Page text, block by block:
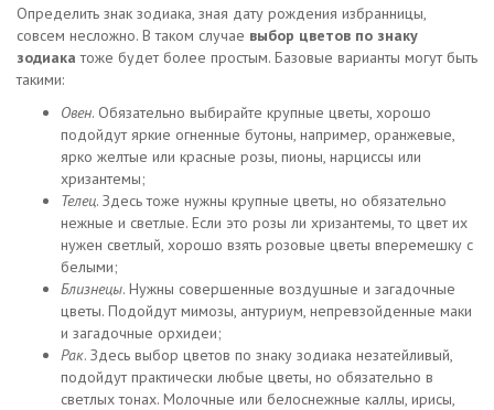
Определить знак зодиака, зная дату рождения избранницы,
совсем несложно. В таком случае выбор цветов по знаку
зодиака тоже будет более простым. Базовые варианты могут быть
такими:
Овен. Обязательно выбирайте крупные цветы, хорошо
подойдут яркие огненные бутоны, например, оранжевые,
ярко желтые или красные розы, пионы, нарциссы или
хризантемы;
Телец. Здесь тоже нужны крупные цветы, но обязательно
нежные и светлые. Если это розы ли хризантемы, то цвет их
нужен светлый, хорошо взять розовые цветы вперемешку с
белыми;
Близнецы. Нужны совершенные воздушные и загадочные
цветы. Подойдут мимозы, антуриум, непревзойденные маки
и загадочные орхидеи;
Рак. Здесь выбор цветов по знаку зодиака незатейливый,
подойдут практически любые цветы, но обязательно в
светлых тонах. Молочные или белоснежные каллы, ирисы,